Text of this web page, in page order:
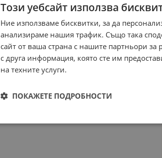
Този уебсайт използва
Ние използваме бисквитки, за да
анализираме нашия трафик. Също така
сайт от ваша страна с нашите партньори
с друга информация, която сте им
на техните услуги.
ПОКАЖЕТЕ ПОДРОБНОСТИ